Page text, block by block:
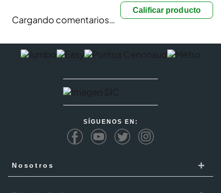
Calificar producto
Cargando comentarios…
SÍGUENOS EN:
Nosotros +